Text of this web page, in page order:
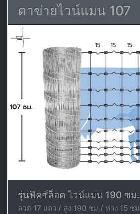
ตาข่ายไวน์แมน 107
รุ่นฟิคซ์ล็อค ไวน์แมน 190 ซม.
ลวด 17 แถว / สูง 190 ซม / ห่าง 15 ซม